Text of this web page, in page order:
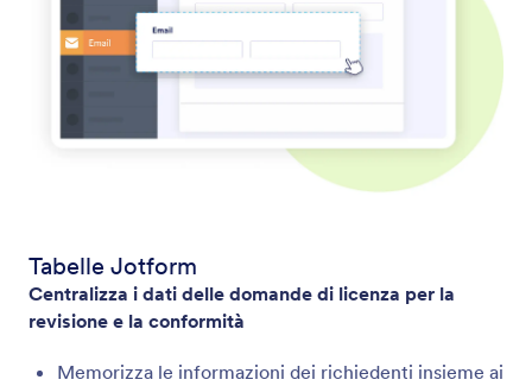
Tabelle Jotform
Centralizza i dati delle domande di licenza per la
revisione e la conformità
Memorizza le informazioni dei richiedenti insieme ai